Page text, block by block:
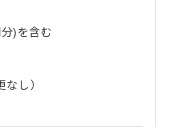
)を含む
し）